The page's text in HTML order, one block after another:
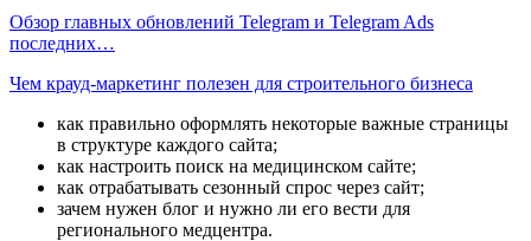
Обзор главных обновлений Telegram и Telegram Ads
последних…
Чем крауд-маркетинг полезен для строительного бизнеса
как правильно оформлять некоторые важные страницы
в структуре каждого сайта;
как настроить поиск на медицинском сайте;
как отрабатывать сезонный спрос через сайт;
зачем нужен блог и нужно ли его вести для
регионального медцентра.